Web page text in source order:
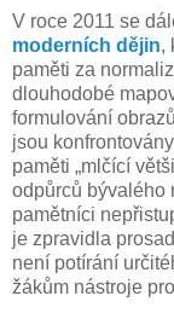
V roce 2011 se
moderních dějin,
paměti za
dlouhodobé
formulování
jsou
paměti „mlčící
odpůrců bývalého
pamětníci
je zpravidla
není potírání
žákům nástroje